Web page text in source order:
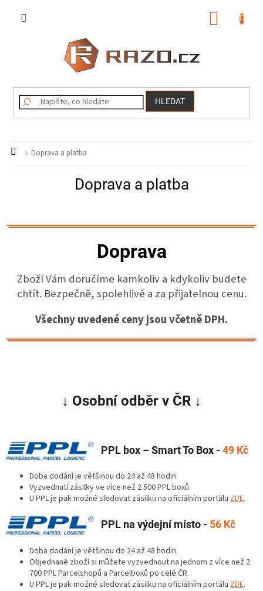
HLEDAT
DomůDoprava a platba
Doprava a platba
Doprava
Zboží Vám doručíme kamkoliv a kdykoliv budete
chtít. Bezpečně, spolehlivě a za přijatelnou cenu.
Všechny uvedené ceny jsou včetně DPH.
↓ Osobní odběr v ČR ↓
PPL box – Smart To Box - 49 Kč
Doba dodání je většinou do 24 až 48 hodin.
Vyzvednutí zásilky ve více než 2 500 PPL boxů.
U PPL je pak možné sledovat zásilku na oficiálním portálu ZDE.
PPL na výdejní místo - 56 Kč
Doba dodání je většinou do 24 až 48 hodin.
Objednané zboží si můžete vyzvednout na jednom z více než 2
700 PPL Parcelshopů a Parcelboxů po celé ČR.
U PPL je pak možné sledovat zásilku na oficiálním portálu ZDE.